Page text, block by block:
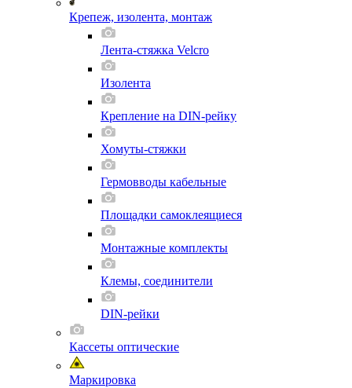
Крепеж, изолента, монтаж
Лента-стяжка Velcro
Изолента
Крепление на DIN-рейку
Хомуты-стяжки
Гермовводы кабельные
Площадки самоклеящиеся
Монтажные комплекты
Клемы, соединители
DIN-рейки
Кассеты оптические
Маркировка